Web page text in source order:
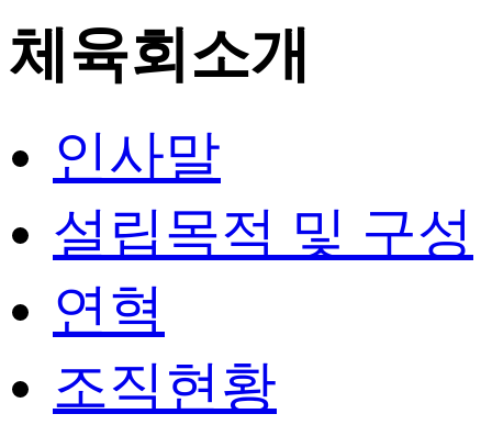
체육회소개
인사말
설립목적 및 구성
연혁
조직현황